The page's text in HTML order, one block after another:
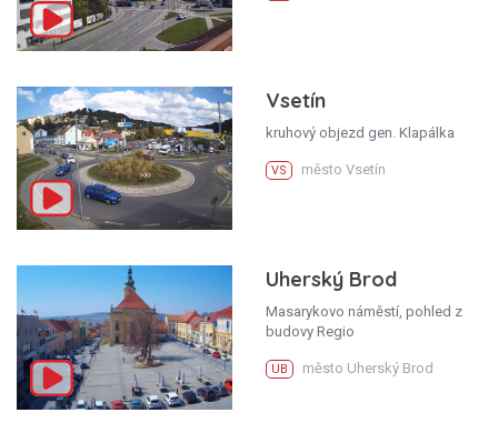
Vsetín
kruhový objezd gen. Klapálka
VS město Vsetín
Uherský Brod
Masarykovo náměstí, pohled z
budovy Regio
UB město Uherský Brod